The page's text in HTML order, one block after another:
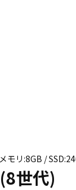
リ:8GB /
世代)